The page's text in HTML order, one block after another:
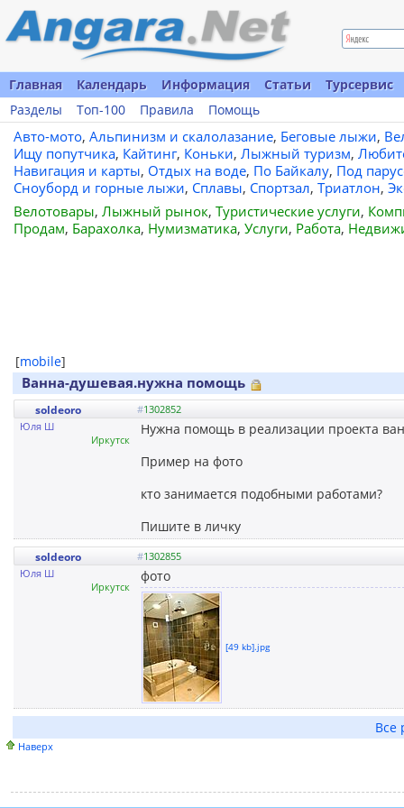
Главная Календарь Информация Статьи
Турсервис
Разделы
Топ-100 Правила Помощь
Авто-мото, Альпинизм и скалолазание, Беговые лыжи,
Ищу попутчика, Кайтинг, Коньки, Лыжный туризм,
Навигация и карты, Отдых на воде, По Байкалу, Под
Сноуборд и горные лыжи, Сплавы, Спортзал, Триатлон,
Велотовары, Лыжный рынок, Туристические услуги,
Продам, Барахолка, Нумизматика, Услуги, Работа,
[mobile]
Ванна-душевая.нужна помощь
soldeoro #1302852
Юля Ш
Иркутск
Нужна помощь в реализации проекта
Пример на фото
кто занимается подобными работами?
Пишите в личку
soldeoro #1302855
Юля Ш
Иркутск
фото
[49 kb].jpg
Все
Наверх